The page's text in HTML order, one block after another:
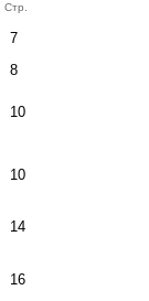
Стр.
7
8
10
10
14
16